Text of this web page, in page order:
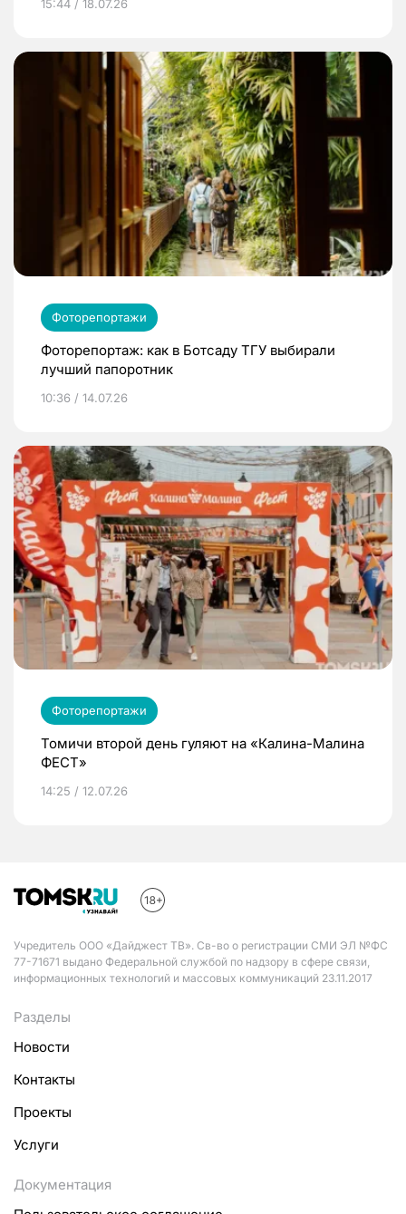
15:44 / 18.07.26
Фоторепортажи
Фоторепортаж: как в Ботсаду ТГУ выбирали
лучший папоротник
10:36 / 14.07.26
Фоторепортажи
Томичи второй день гуляют на «Калина-Малина
ФЕСТ»
14:25 / 12.07.26
Учредитель ООО «Дайджест ТВ». Св-во о регистрации СМИ ЭЛ №ФС
77-71671 выдано Федеральной службой по надзору в сфере связи,
информационных технологий и массовых коммуникаций 23.11.2017
Разделы
Новости
Контакты
Проекты
Услуги
Документация